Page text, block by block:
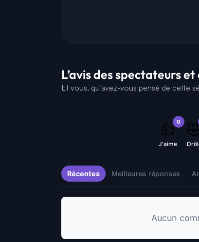
L’avis des spectateurs
Et vous, qu’avez-vous pensé de cette
0
👍
J'aime
Récentes Meilleures réponses
Aucun